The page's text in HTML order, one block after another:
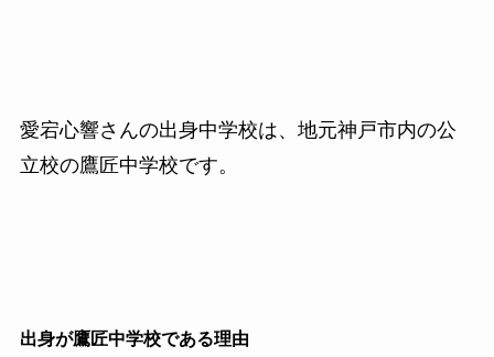
愛宕心響さんの出身中学校は、地元神戸市内の公
立校の鷹匠中学校です。
出身が鷹匠中学校である理由